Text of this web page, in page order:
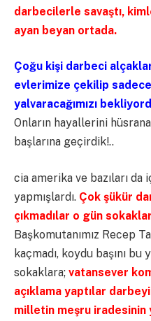
darbecilerle savaştı,
ayan beyan ortada.
Çoğu kişi darbeci
evlerimize çekilip sadece
yalvaracağımızı
Onların hayallerini
başlarına geçirdik!..
cia amerika ve bazıları da
yapmışlardı. Çok şükür
çıkmadılar o gün
Başkomutanımız Recep
kaçmadı, koydu başını bu
sokaklara; vatansever
açıklama yaptılar
milletin meşru iradesinin